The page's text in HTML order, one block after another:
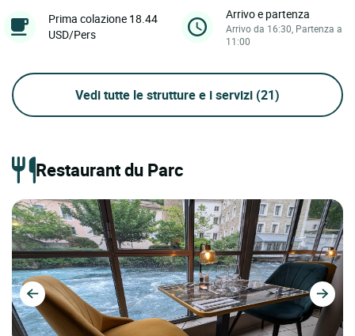
Prima colazione 18.44
USD/Pers
Arrivo e partenza
Arrivo da 16:30, Partenza a
11:00
Vedi tutte le strutture e i servizi (21)
Restaurant du Parc